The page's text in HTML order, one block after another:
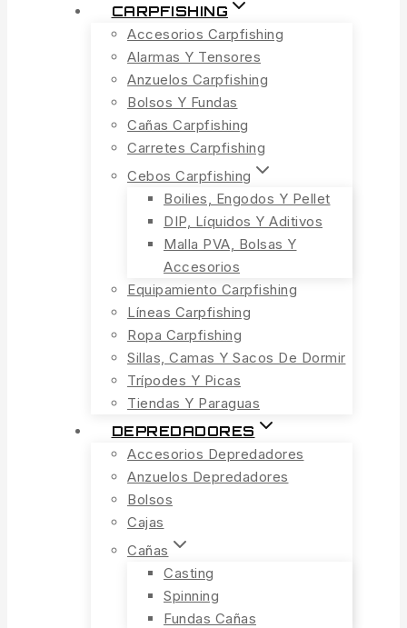
CARPFISHING
Accesorios Carpfishing
Alarmas Y Tensores
Anzuelos Carpfishing
Bolsos Y Fundas
Cañas Carpfishing
Carretes Carpfishing
Cebos Carpfishing
Boilies, Engodos Y Pellet
DIP, Líquidos Y Aditivos
Malla PVA, Bolsas Y
Accesorios
Equipamiento Carpfishing
Líneas Carpfishing
Ropa Carpfishing
Sillas, Camas Y Sacos De Dormir
Trípodes Y Picas
Tiendas Y Paraguas
DEPREDADORES
Accesorios Depredadores
Anzuelos Depredadores
Bolsos
Cajas
Cañas
Casting
Spinning
Fundas Cañas